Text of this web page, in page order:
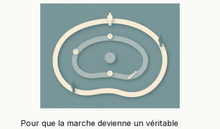
Pour que la marche devienne un véritable